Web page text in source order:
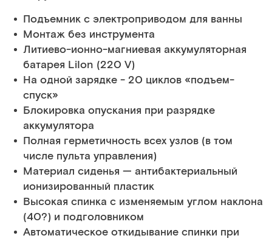
Подъемник с электроприводом для ванны
Монтаж без инструмента
Литиево-ионно-магниевая аккумуляторная
батарея LiIon (220 V)
На одной зарядке - 20 циклов «подъем-
спуск»
Блокировка опускания при разрядке
аккумулятора
Полная герметичность всех узлов (в том
числе пульта управления)
Материал сиденья — антибактериальный
ионизированный пластик
Высокая спинка с изменяемым углом наклона
(40?) и подголовником
Автоматическое откидывание спинки при